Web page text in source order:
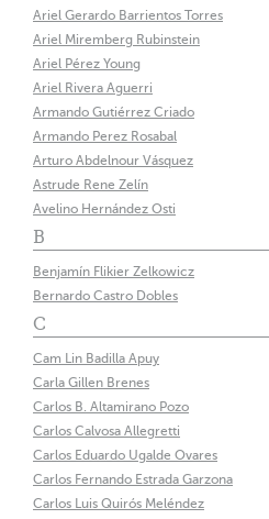
Ariel Gerardo Barrientos Torres
Ariel Miremberg Rubinstein
Ariel Pérez Young
Ariel Rivera Aguerri
Armando Gutiérrez Criado
Armando Perez Rosabal
Arturo Abdelnour Vásquez
Astrude Rene Zelín
Avelino Hernández Osti
B
Benjamín Flikier Zelkowicz
Bernardo Castro Dobles
C
Cam Lin Badilla Apuy
Carla Gillen Brenes
Carlos B. Altamirano Pozo
Carlos Calvosa Allegretti
Carlos Eduardo Ugalde Ovares
Carlos Fernando Estrada Garzona
Carlos Luis Quirós Meléndez